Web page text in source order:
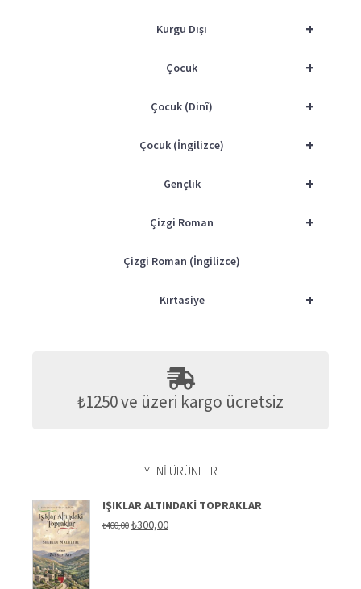
+
Kurgu Dışı
+
Çocuk
+
Çocuk (Dinî)
+
Çocuk (İngilizce)
+
Gençlik
+
Çizgi Roman
Çizgi Roman (İngilizce)
+
Kırtasiye
₺1250 ve üzeri kargo ücretsiz
YENI ÜRÜNLER
IŞIKLAR ALTINDAKI TOPRAKLAR
₺400,00 Orijinal
fiyat:
₺300,00Şu
andaki